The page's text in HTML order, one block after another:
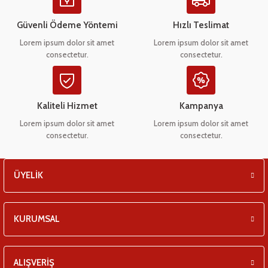
Ürün açıklamasında eksik bilgiler bulunuyor.
Ürün bilgilerinde hatalar bulunuyor.
Ürün fiyatı diğer sitelerden daha pahalı.
Bu ürüne benzer farklı alternatifler olmalı.
Güvenli Ödeme Yöntemi
Lorem ipsum dolor sit amet
consectetur.
Hızlı Teslimat
Lorem ipsum dolor sit amet
consectetur.
Kaliteli Hizmet
Lorem ipsum dolor sit amet
consectetur.
Kampanya
Lorem ipsum dolor sit amet
consectetur.
ÜYELİK
KURUMSAL
ALIŞVERİŞ